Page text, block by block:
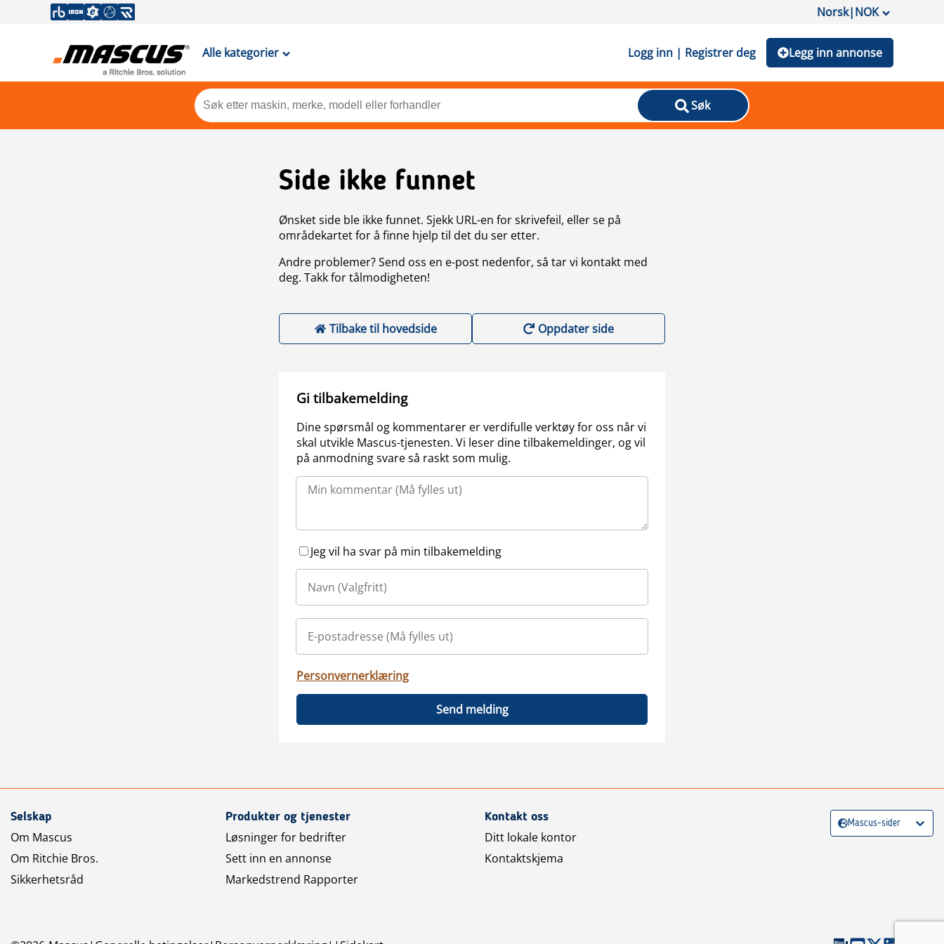
Norsk|NOK
Alle kategorier Logg inn | Registrer deg Legg inn annonse
Søk
Side ikke funnet
Ønsket side ble ikke funnet. Sjekk URL-en for skrivefeil, eller se på
områdekartet for å finne hjelp til det du ser etter.
Andre problemer? Send oss en e-post nedenfor, så tar vi kontakt med
deg. Takk for tålmodigheten!
Tilbake til hovedside Oppdater side
Gi tilbakemelding
Dine spørsmål og kommentarer er verdifulle verktøy for oss når vi
skal utvikle Mascus-tjenesten. Vi leser dine tilbakemeldinger, og vil
på anmodning svare så raskt som mulig.
Jeg vil ha svar på min tilbakemelding
Personvernerklæring
Send melding
Selskap
Om Mascus
Om Ritchie Bros.
Sikkerhetsråd
Produkter og tjenester
Løsninger for bedrifter
Sett inn en annonse
Markedstrend Rapporter
Kontakt oss
Ditt lokale kontor
Kontaktskjema
Mascus-sider